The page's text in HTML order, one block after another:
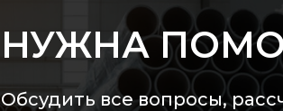
НУЖНА
Обсудить все вопросы,